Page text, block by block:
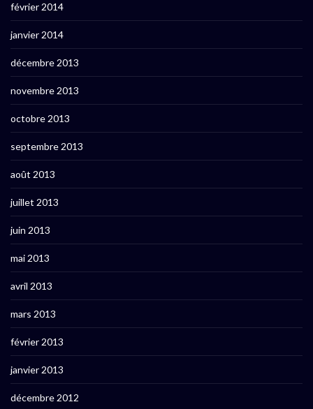
février 2014
janvier 2014
décembre 2013
novembre 2013
octobre 2013
septembre 2013
août 2013
juillet 2013
juin 2013
mai 2013
avril 2013
mars 2013
février 2013
janvier 2013
décembre 2012